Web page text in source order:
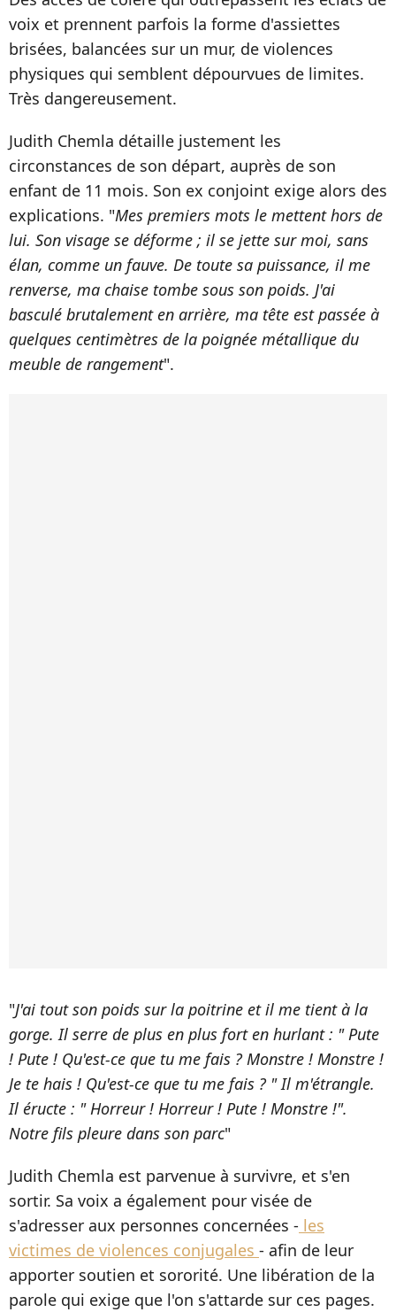
voix et prennent parfois la forme d'assiettes
brisées, balancées sur un mur, de violences
physiques qui semblent dépourvues de limites.
Très dangereusement.
Judith Chemla détaille justement les
circonstances de son départ, auprès de son
enfant de 11 mois. Son ex conjoint exige alors des
explications. "Mes premiers mots le mettent hors de
lui. Son visage se déforme ; il se jette sur moi, sans
élan, comme un fauve. De toute sa puissance, il me
renverse, ma chaise tombe sous son poids. J'ai
basculé brutalement en arrière, ma tête est passée à
quelques centimètres de la poignée métallique du
meuble de rangement".
"J'ai tout son poids sur la poitrine et il me tient à la
gorge. Il serre de plus en plus fort en hurlant : " Pute
! Pute ! Qu'est-ce que tu me fais ? Monstre ! Monstre !
Je te hais ! Qu'est-ce que tu me fais ? " Il m'étrangle.
Il éructe : " Horreur ! Horreur ! Pute ! Monstre !".
Notre fils pleure dans son parc"
Judith Chemla est parvenue à survivre, et s'en
sortir. Sa voix a également pour visée de
s'adresser aux personnes concernées - les
victimes de violences conjugales - afin de leur
apporter soutien et sororité. Une libération de la
parole qui exige que l'on s'attarde sur ces pages.